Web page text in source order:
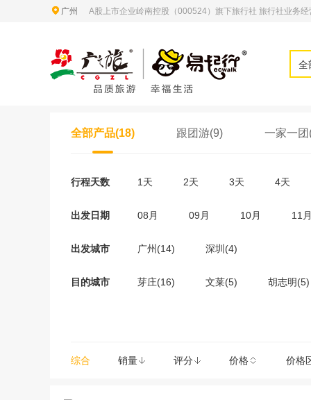
广州 A股上市企业岭南控股（000524）旗下旅行社 旅行社业务
全
全部产品(18) 跟团游(9) 一家一团
行程天数 1天 2天 3天 4天
出发日期 08月 09月 10月 11
出发城市 广州(14) 深圳(4)
目的城市 芽庄(16) 文莱(5) 胡志明(5)
综合 销量 评分 价格 价格